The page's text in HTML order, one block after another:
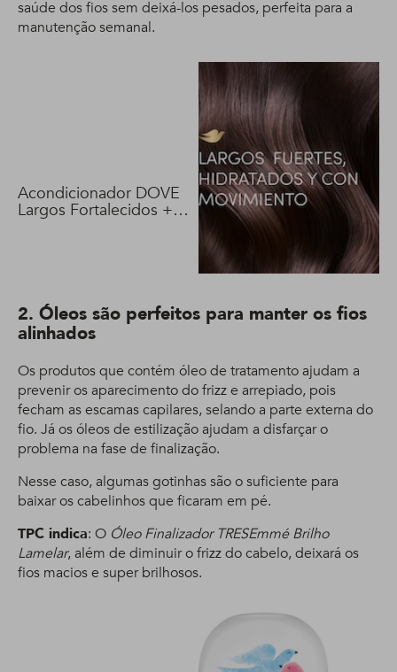
saúde dos fios sem deixá-los pesados, perfeita para a
manutenção semanal.
Acondicionador DOVE
Largos Fortalecidos +
2. Óleos são perfeitos para manter os fios
alinhados
Os produtos que contém óleo de tratamento ajudam a
prevenir os aparecimento do frizz e arrepiado, pois
fecham as escamas capilares, selando a parte externa do
fio. Já os óleos de estilização ajudam a disfarçar o
problema na fase de finalização.
Nesse caso, algumas gotinhas são o suficiente para
baixar os cabelinhos que ficaram em pé.
TPC indica: O Óleo Finalizador TRESEmmé Brilho
Lamelar, além de diminuir o frizz do cabelo, deixará os
fios macios e super brilhosos.